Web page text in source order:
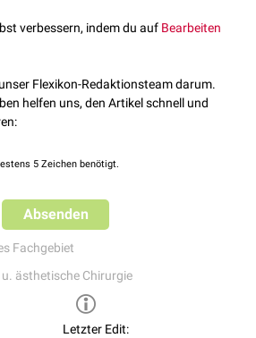
Ohren(Otopexie)
Brustverkleinerungen
verbessern, indem du auf Bearbeiten
Flexikon-Redaktionsteam darum.
helfen uns, den Artikel schnell und
5 Zeichen benötigt.
Absenden
Fachgebiet
ästhetische Chirurgie
Letzter Edit: